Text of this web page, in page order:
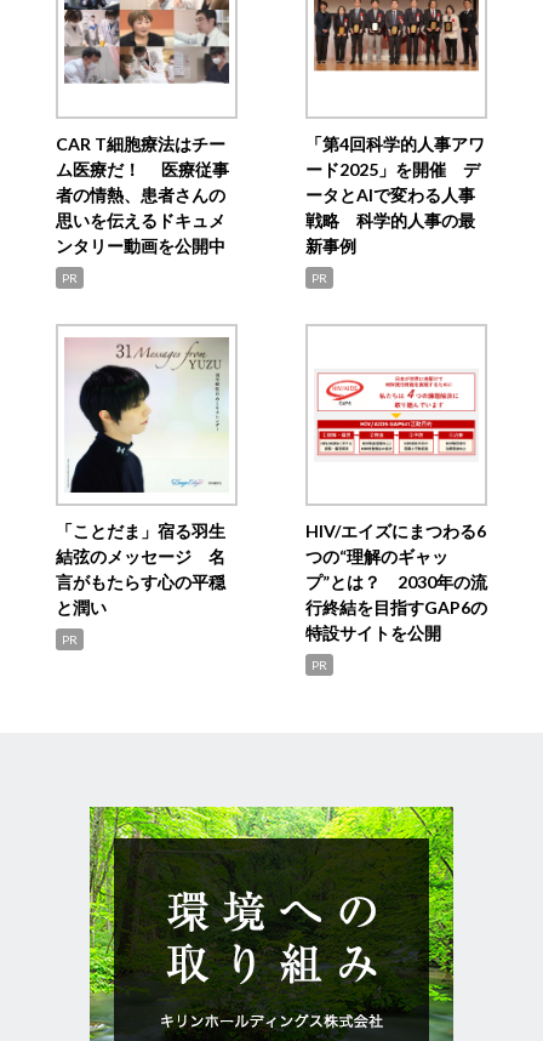
CAR T細胞療法はチー
ム医療だ！ 医療従事
者の情熱、患者さんの
思いを伝えるドキュメ
ンタリー動画を公開中
PR
「第4回科学的人事アワ
ード2025」を開催 デ
ータとAIで変わる人事
戦略 科学的人事の最
新事例
PR
「ことだま」宿る羽生
結弦のメッセージ 名
言がもたらす心の平穏
と潤い
PR
HIV/エイズにまつわる6
つの“理解のギャッ
プ”とは？ 2030年の流
行終結を目指すGAP6の
特設サイトを公開
PR